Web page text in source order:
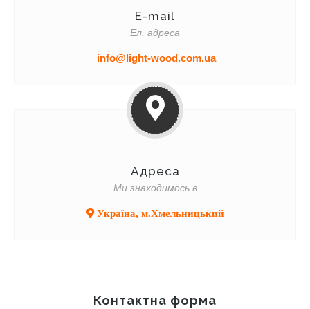
E-mail
Ел. адреса
info@light-wood.com.ua
Адреса
Ми знаходимось в
Україна, м.Хмельницький
Контактна форма